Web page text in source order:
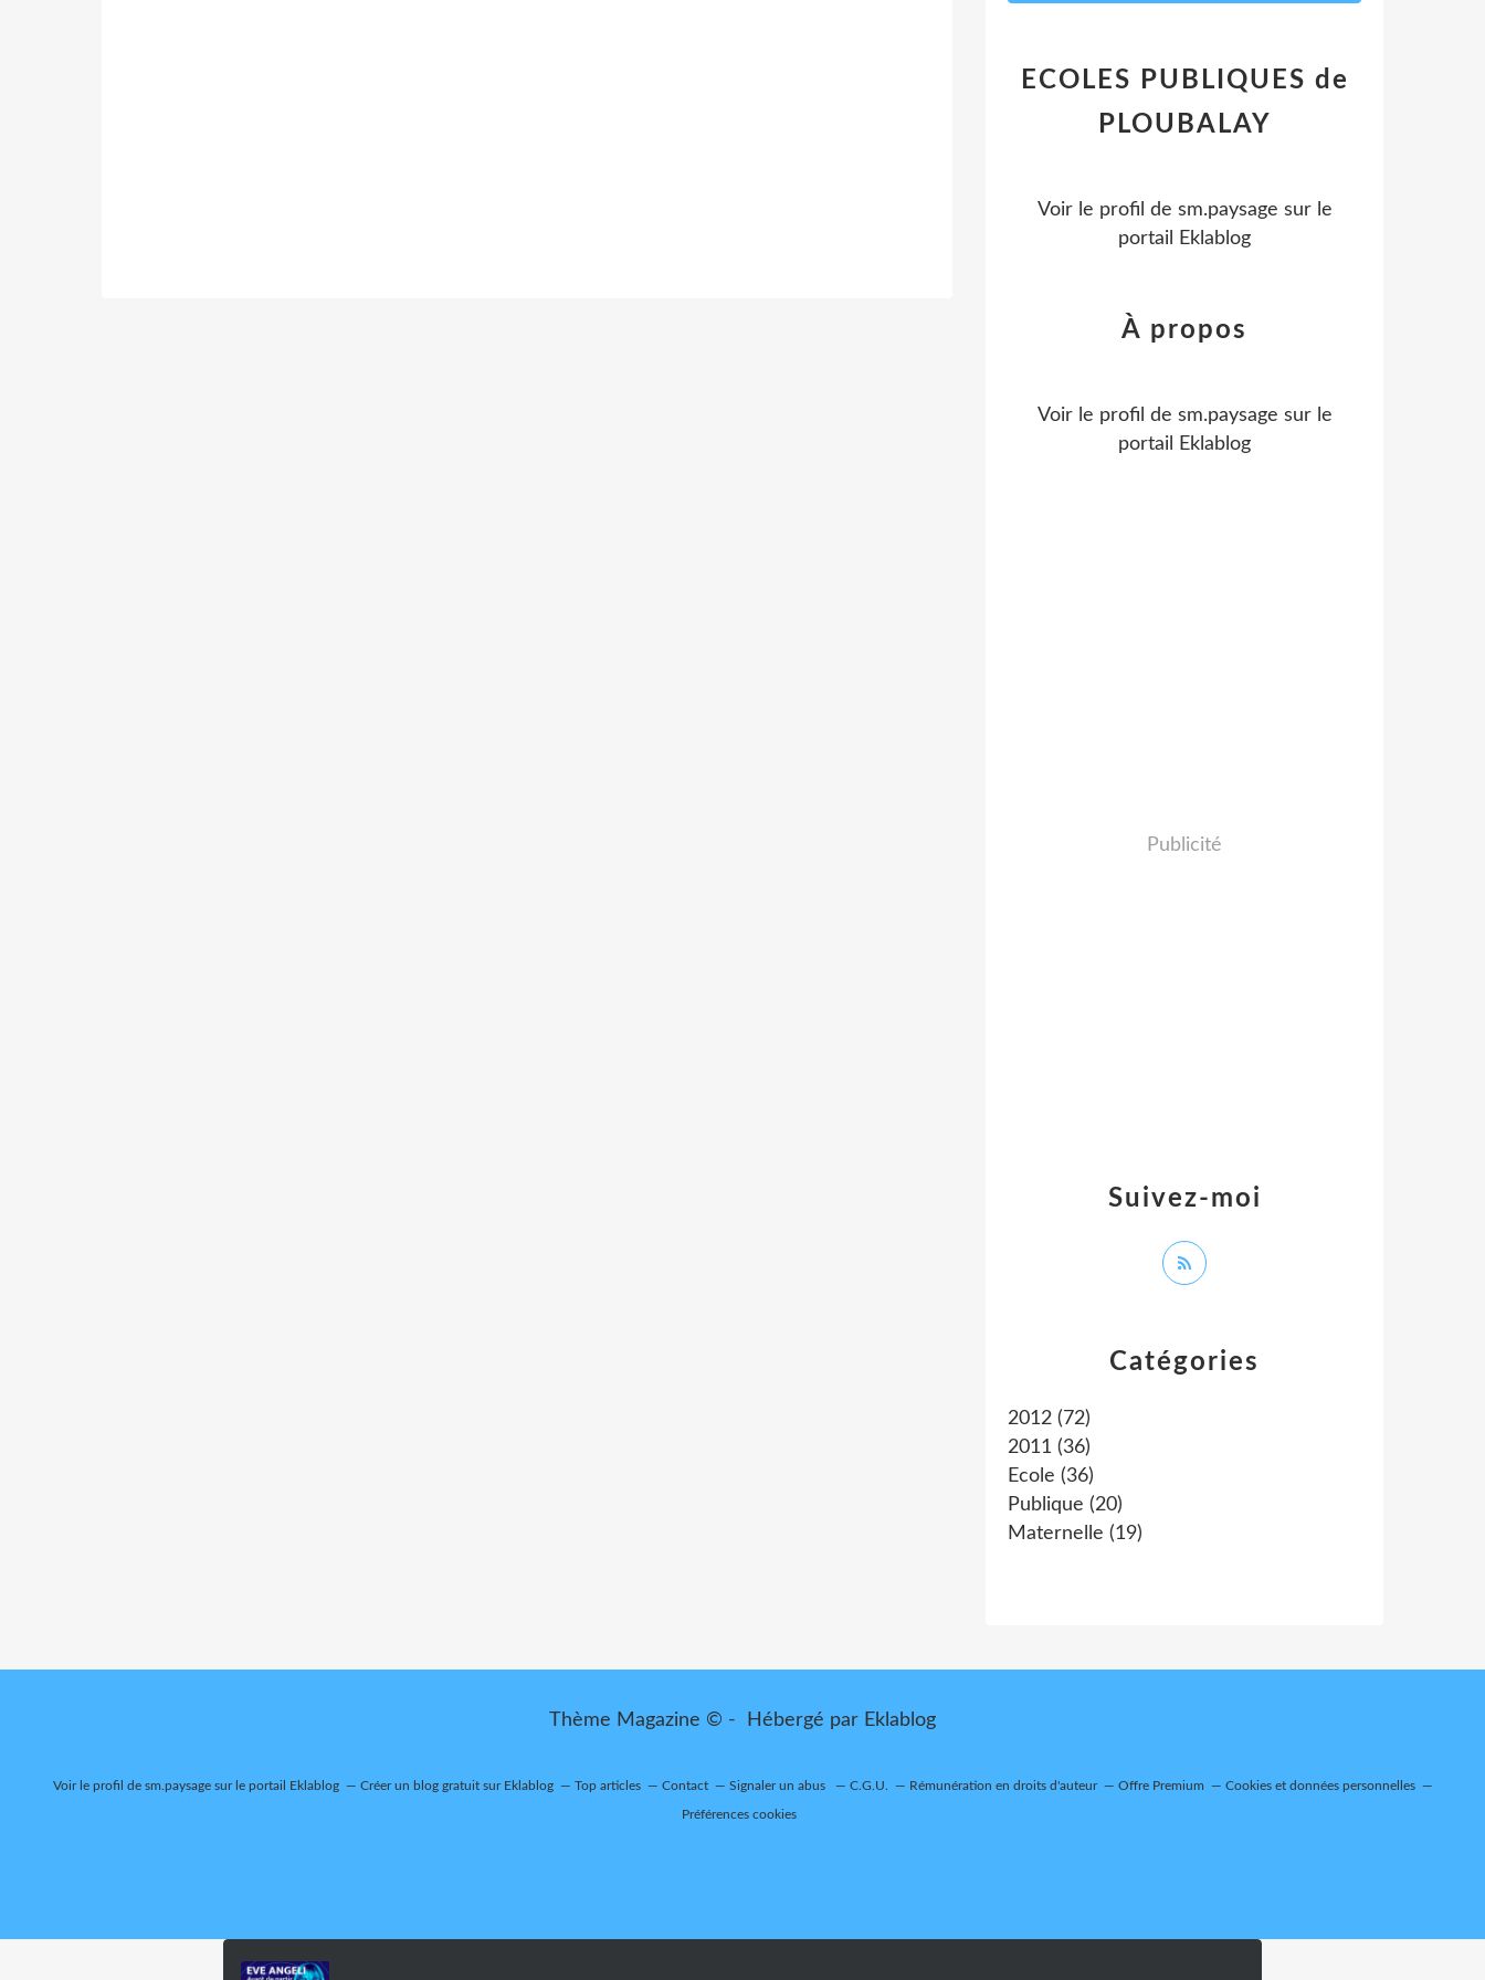
Catégories
2012 (72)
2011 (36)
Ecole (36)
Publique (20)
Maternelle (19)
ECOLES PUBLIQUES de
PLOUBALAY
Voir le profil de sm.paysage sur le
portail Eklablog
Suivez-moi
À propos
Voir le profil de sm.paysage sur le
portail Eklablog
Publicité
Thème Magazine © - Hébergé par Eklablog
Voir le profil de sm.paysagesur le portail Eklablog Créer un blog gratuit sur Eklablog Top articles Contact Signaler un abus C.G.U. Rémunération en droits d'auteur Offre Premium Cookies et données personnelles
Préférences cookies